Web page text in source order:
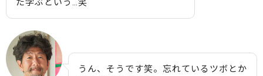
た学ぶという…笑
うん、そうです笑。忘れているツボとか